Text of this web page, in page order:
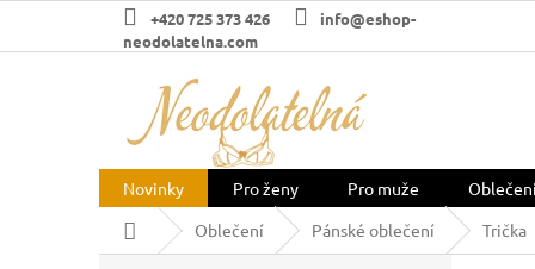
obsah
+420 725 373 426
info@eshop-
neodolatelna.com
Novinky Pro ženy Pro muže
Domů
Oblečení Pánské oblečení Trička